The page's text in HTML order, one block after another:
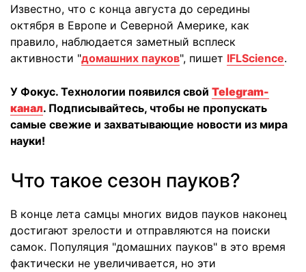
Известно, что с конца августа до середины
октября в Европе и Северной Америке, как
правило, наблюдается заметный всплеск
активности "домашних пауков", пишет IFLScience.
У Фокус. Технологии появился свой Telegram-
канал. Подписывайтесь, чтобы не пропускать
самые свежие и захватывающие новости из мира
науки!
Что такое сезон пауков?
В конце лета самцы многих видов пауков наконец
достигают зрелости и отправляются на поиски
самок. Популяция "домашних пауков" в это время
фактически не увеличивается, но эти